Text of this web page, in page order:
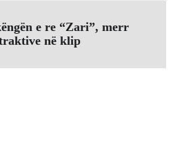
e re “Zari”, merr
në klip